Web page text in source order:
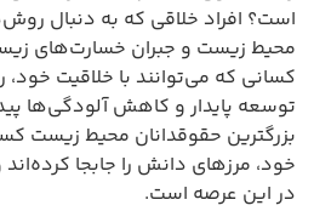
است؟ افراد خلاقی که به دنبال
محیط زیست و جبران خسارت‌های
کسانی که می‌توانند با خلاقیت خود،
توسعه پایدار و کاهش آلودگی‌ها
بزرگترین حقوقدانان محیط زیست
خود، مرزهای دانش را جابجا
در این عرصه است.